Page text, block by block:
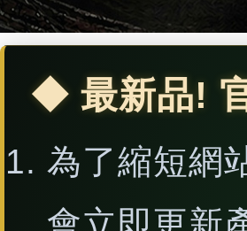
◆ 最新品!
為了縮短網
會立即更新